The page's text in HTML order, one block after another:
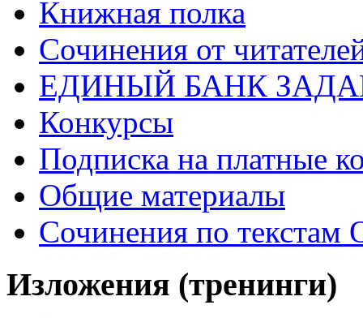
Книжная полка
Cочинения от
ЕДИНЫЙ БАНК
Конкурсы
Подписка на платные
Общие материалы
Сочинения по текстам
Изложения (тренинги)